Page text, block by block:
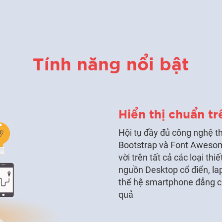
Tính năng nổi bật
Hiển thị chuẩn
Hội tụ đầy đủ công nghệ
Bootstrap và Font
vời trên tất cả các loại
nguồn Desktop cổ điển,
thế hệ smartphone đẳng
quả